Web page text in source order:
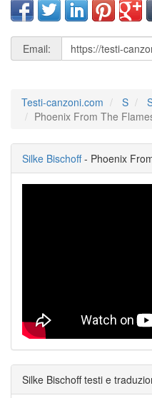
Email:
Testi-canzoni.com S
Phoenix From The
Silke Bischoff- Phoenix
Silke Bischoff testi e